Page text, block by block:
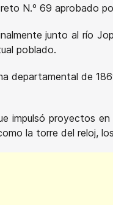
N.º 69 aprobado
junto al río
poblado.
departamental de
impulsó proyectos
la torre del reloj,